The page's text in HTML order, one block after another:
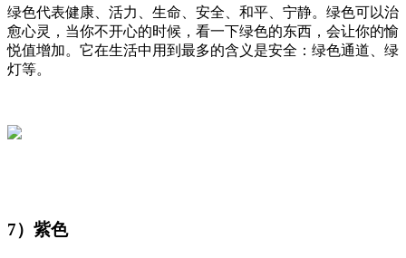
绿色代表健康、活力、生命、安全、和平、宁静。绿色可以治
愈心灵，当你不开心的时候，看一下绿色的东西，会让你的愉
悦值增加。它在生活中用到最多的含义是安全：绿色通道、绿
灯等。
7）紫色